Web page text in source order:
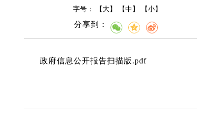
字号： 【 大】 【中 】 【小】
分享到：
政府信息公开报告扫描版.pdf